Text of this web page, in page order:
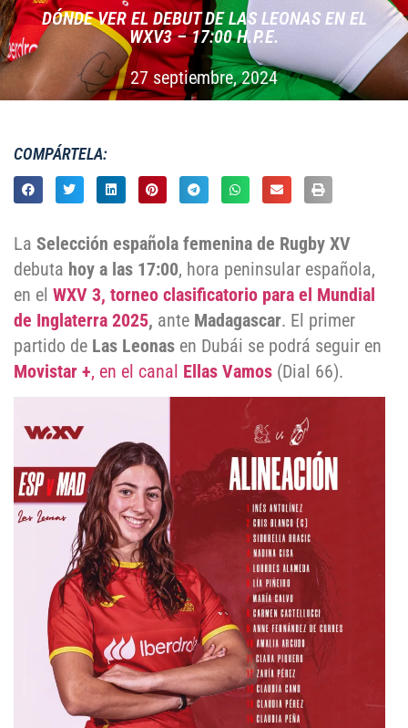
DÓNDE VER EL DEBUT DE LAS LEONAS EN EL
WXV3 – 17:00 H.P.E.
27 septiembre, 2024
COMPÁRTELA:
La Selección española femenina de Rugby XV
debuta hoy a las 17:00, hora peninsular española,
en el WXV 3, torneo clasificatorio para el Mundial
de Inglaterra 2025, ante Madagascar. El primer
partido de Las Leonas en Dubái se podrá seguir en
Movistar +, en el canal Ellas Vamos (Dial 66).